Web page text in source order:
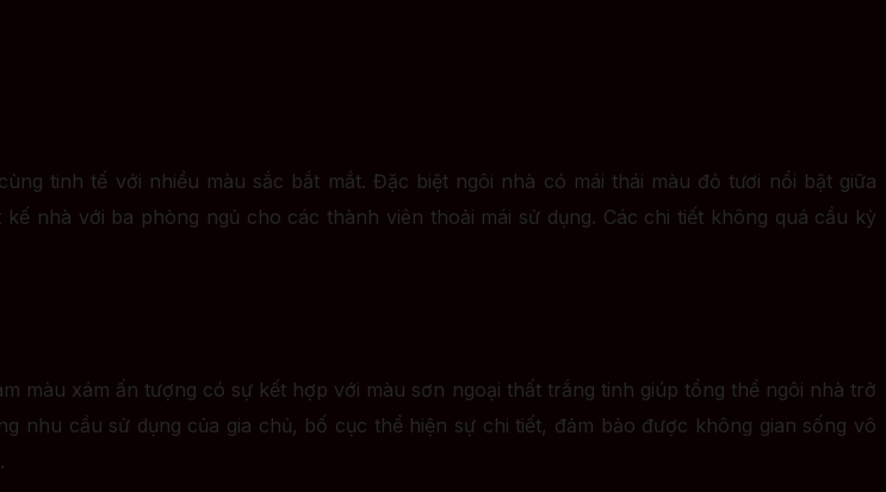
tinh tế với nhiều màu sắc bắt mắt. Đặc biệt ngôi nhà có mái thái màu đỏ tươi nổi bật giữa
nhà với ba phòng ngủ cho các thành viên thoải mái sử dụng. Các chi tiết không quá cầu kỳ
màu xám ấn tượng có sự kết hợp với màu sơn ngoại thất trắng tinh giúp tổng thể ngôi nhà trở
nhu cầu sử dụng của gia chủ, bố cục thể hiện sự chi tiết, đảm bảo được không gian sống vô